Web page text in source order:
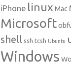
iPhone linux Mac
Microsoft
shell ssh tcsh Ubuntu
Windows